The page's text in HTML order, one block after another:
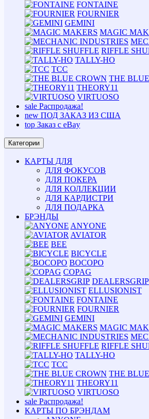
FONTAINE
FOURNIER
GEMINI
MAGIC
RIFFLE
TALLY-HO
TCC
THE
THEORY11
VIRTUOSO
sale Распродажа!
new ПОД ЗАКАЗ ИЗ США
top Заказ с eBay
Категории
КАРТЫ ДЛЯ
ДЛЯ ФОКУСОВ
ДЛЯ ПОКЕРА
ДЛЯ КОЛЛЕКЦИИ
ДЛЯ КАРДИСТРИ
ДЛЯ ПОДАРКА
БРЭНДЫ
ANYONE
AVIATOR
BEE
BICYCLE
BOCOPO
COPAG
DEALERSGRIP
ELLUSIONIST
FONTAINE
FOURNIER
GEMINI
MAGIC
RIFFLE
TALLY-HO
TCC
THE
THEORY11
VIRTUOSO
sale Распродажа!
КАРТЫ ПО БРЭНДАМ